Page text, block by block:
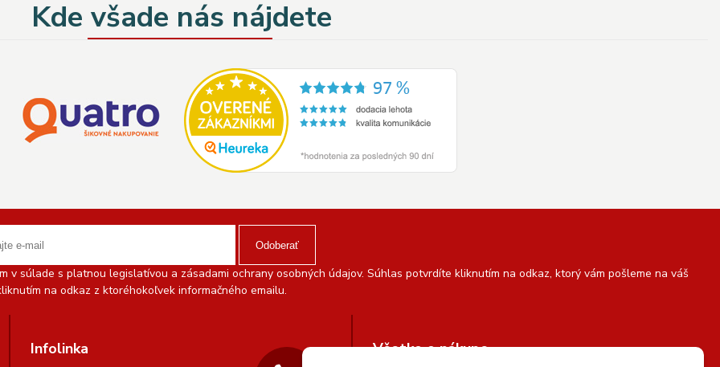
Kde všade nás nájdete
Odoberať
v súlade s platnou legislatívou a zásadami ochrany osobných údajov. Súhlas potvrdíte kliknutím na odkaz, ktorý vám pošleme na váš
na odkaz z ktoréhokoľvek informačného emailu.
Infolinka Všetko o nákupe